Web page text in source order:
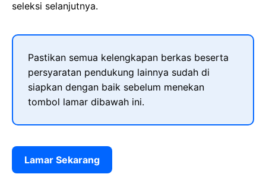
seleksi selanjutnya.
Pastikan semua kelengkapan berkas beserta
persyaratan pendukung lainnya sudah di
siapkan dengan baik sebelum menekan
tombol lamar dibawah ini.
Lamar Sekarang